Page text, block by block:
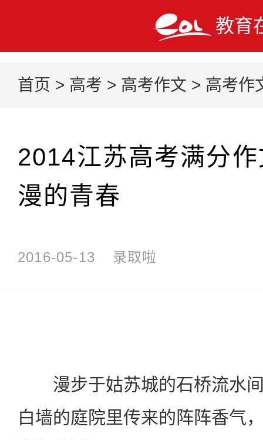
教育
首页 > 高考 > 高考作文 > 高考作
2014江苏高考满分
漫的青春
2016-05-13 录取啦
漫步于姑苏城的石桥流水间
白墙的庭院里传来的阵阵香气